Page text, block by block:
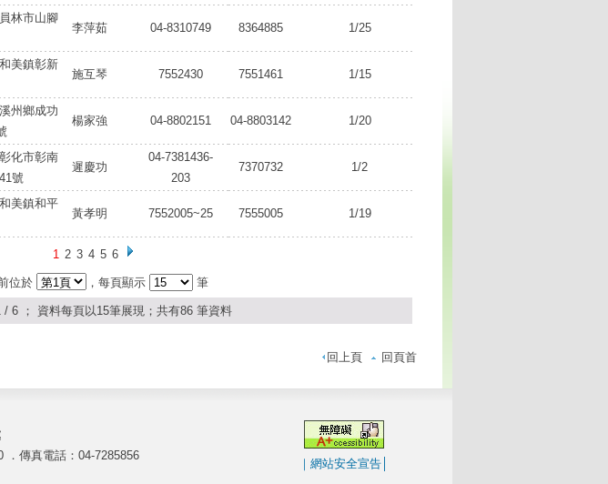
林市山腳
李萍茹 04-8310749 8364885 1/25
美鎮彰新
施互琴 7552430 7551461 1/15
州鄉成功
楊家強 04-8802151 04-8803142 1/20
化市彰南
號
遲慶功
04-7381436-
203
7370732 1/2
美鎮和平
黃孝明 7552005~25 7555005 1/19
1 2 3 4 5 6
位於 ，每頁顯示 筆
/ 6 ； 資料每頁以15筆展現；共有86 筆資料
回上頁 回頁首
．傳真電話：04-7285856
｜ 網站安全宣告